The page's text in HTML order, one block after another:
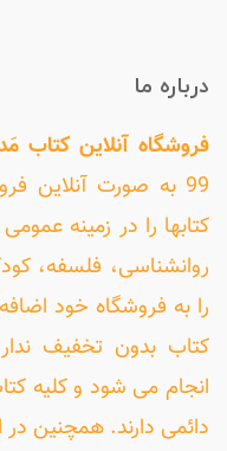
درباره ما
فروشگاه آنلاین
99 به صورت آنلاین
کتابها را در زمینه
روانشناسی، فلسفه،
را به فروشگاه خود
کتاب بدون تخفیف
دائمی دارند. همچنین